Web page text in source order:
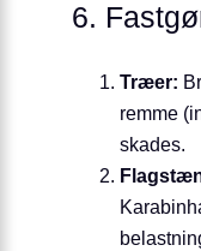
6.
Træer:
remme
skades.